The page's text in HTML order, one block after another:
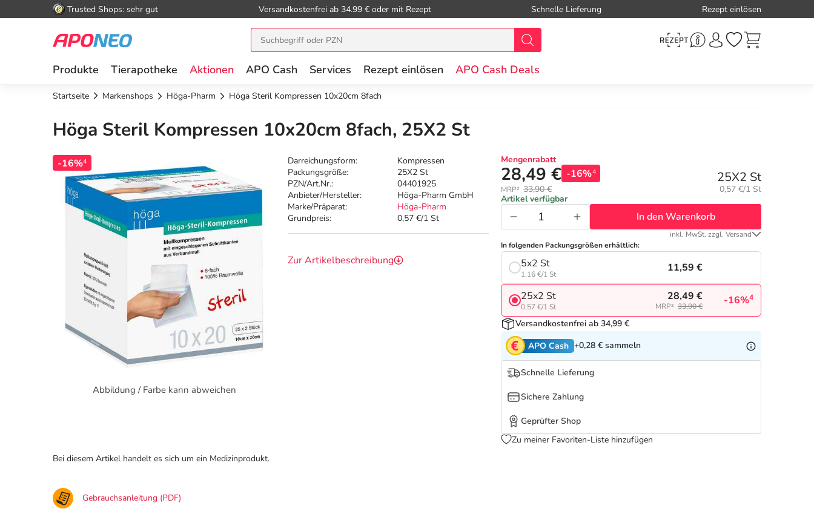
Trusted Shops: sehr gut Versandkostenfrei ab 34.99 € oder mit Rezept Schnelle Lieferung Rezept einlösen
Produkte Tierapotheke Aktionen APO Cash Services Rezept einlösen APO Cash Deals
Startseite Markenshops Höga-Pharm Höga Steril Kompressen 10x20cm 8fach
Höga Steril Kompressen 10x20cm 8fach, 25X2 St
-16%4
Abbildung / Farbe kann abweichen
Darreichungsform:
Kompressen
Packungsgröße:
25X2 St
PZN/Art.Nr.:
04401925
Anbieter/Hersteller:
Höga-Pharm GmbH
Marke/Präparat:
Höga-Pharm
Grundpreis:
0,57 €/1 St
Zur Artikelbeschreibung
Mengenrabatt
28,49 € -16%4
MRP² 33,90 €
25X2 St
Grundpreis:
0,57 €/1 St
Artikel verfügbar
In den Warenkorb
inkl. MwSt. zzgl. Versand
In folgenden Packungsgrößen erhältlich:
5x2 St
1,16 €/1 St
11,59 €
25x2 St
0,57 €/1 St
28,49 €
MRP² 33,90 € -16%4
Versandkostenfrei ab 34,99 €
APO Cash +0,28 € sammeln
Schnelle Lieferung
Sichere Zahlung
Geprüfter Shop
Zu meiner Favoriten-Liste hinzufügen
Bei diesem Artikel handelt es sich um ein Medizinprodukt.
Gebrauchsanleitung (PDF)